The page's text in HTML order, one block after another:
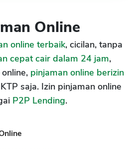
Online
online terbaik, cicilan, tanpa
cepat cair dalam 24 jam,
pinjaman online berizin
saja. Izin pinjaman online
P2P Lending.